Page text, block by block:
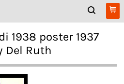
1938 poster 1937
Del Ruth